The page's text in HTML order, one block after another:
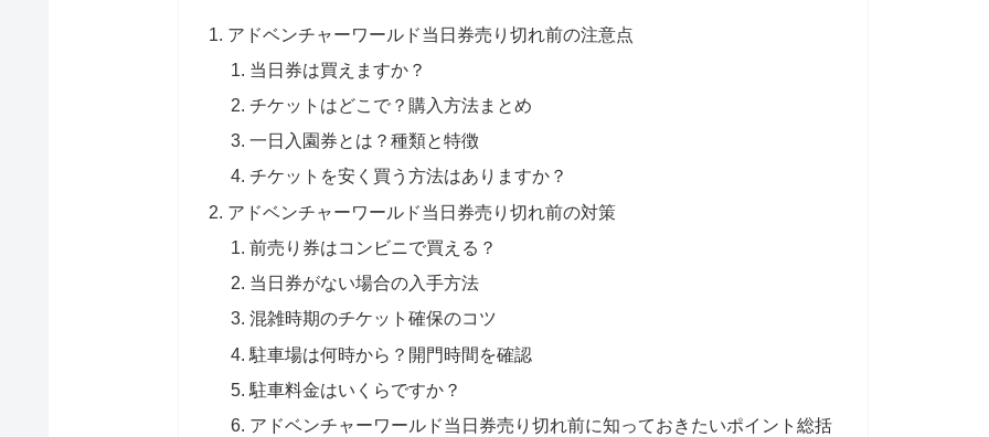
アドベンチャーワールド当日券売り切れ前の注意点
当日券は買えますか？
チケットはどこで？購入方法まとめ
一日入園券とは？種類と特徴
チケットを安く買う方法はありますか？
アドベンチャーワールド当日券売り切れ前の対策
前売り券はコンビニで買える？
当日券がない場合の入手方法
混雑時期のチケット確保のコツ
駐車場は何時から？開門時間を確認
駐車料金はいくらですか？
アドベンチャーワールド当日券売り切れ前に知っておきたいポイント総括